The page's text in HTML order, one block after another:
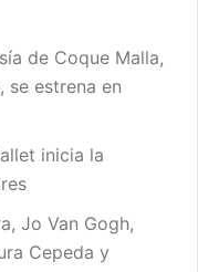
de Coque Malla,
se estrena en
inicia la
Jo Van Gogh,
Cepeda y